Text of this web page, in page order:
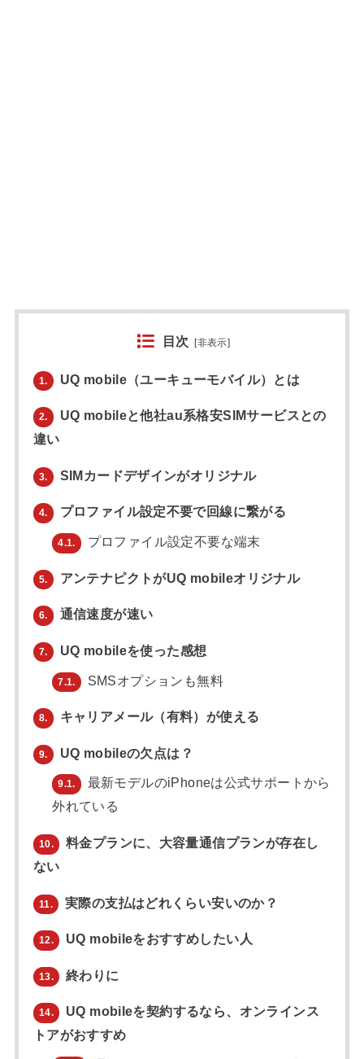
目次 [非表示]
1. UQ mobile（ユーキューモバイル）とは
2.
UQ mobileと他社au系格安SIMサービスとの
違い
3. SIMカードデザインがオリジナル
4. プロファイル設定不要で回線に繋がる
4.1. プロファイル設定不要な端末
5. アンテナピクトがUQ mobileオリジナル
6. 通信速度が速い
7. UQ mobileを使った感想
7.1. SMSオプションも無料
8. キャリアメール（有料）が使える
9. UQ mobileの欠点は？
9.1.
最新モデルのiPhoneは公式サポートから
外れている
10.
料金プランに、大容量通信プランが存在し
ない
11. 実際の支払はどれくらい安いのか？
12. UQ mobileをおすすめしたい人
13. 終わりに
14.
UQ mobileを契約するなら、オンラインス
トアがおすすめ